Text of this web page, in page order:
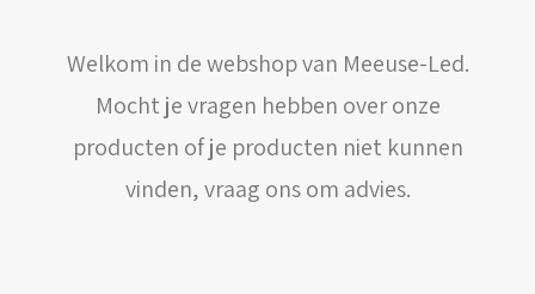
LOGIN / REGISTER
WINKELWAGEN
Welkom in de webshop van Meeuse-Led.
Mocht je vragen hebben over onze
producten of je producten niet kunnen
vinden, vraag ons om advies.